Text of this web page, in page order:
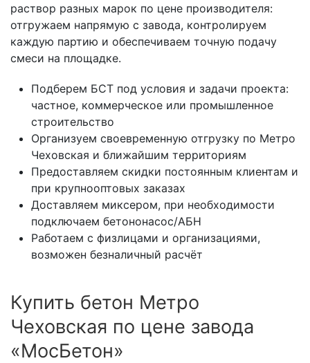
раствор разных марок по цене производителя:
отгружаем напрямую с завода, контролируем
каждую партию и обеспечиваем точную подачу
смеси на площадке.
Подберем БСТ под условия и задачи проекта:
частное, коммерческое или промышленное
строительство
Организуем своевременную отгрузку по Метро
Чеховская и ближайшим территориям
Предоставляем скидки постоянным клиентам и
при крупнооптовых заказах
Доставляем миксером, при необходимости
подключаем бетононасос/АБН
Работаем с физлицами и организациями,
возможен безналичный расчёт
Купить бетон Метро
Чеховская по цене завода
«МосБетон»